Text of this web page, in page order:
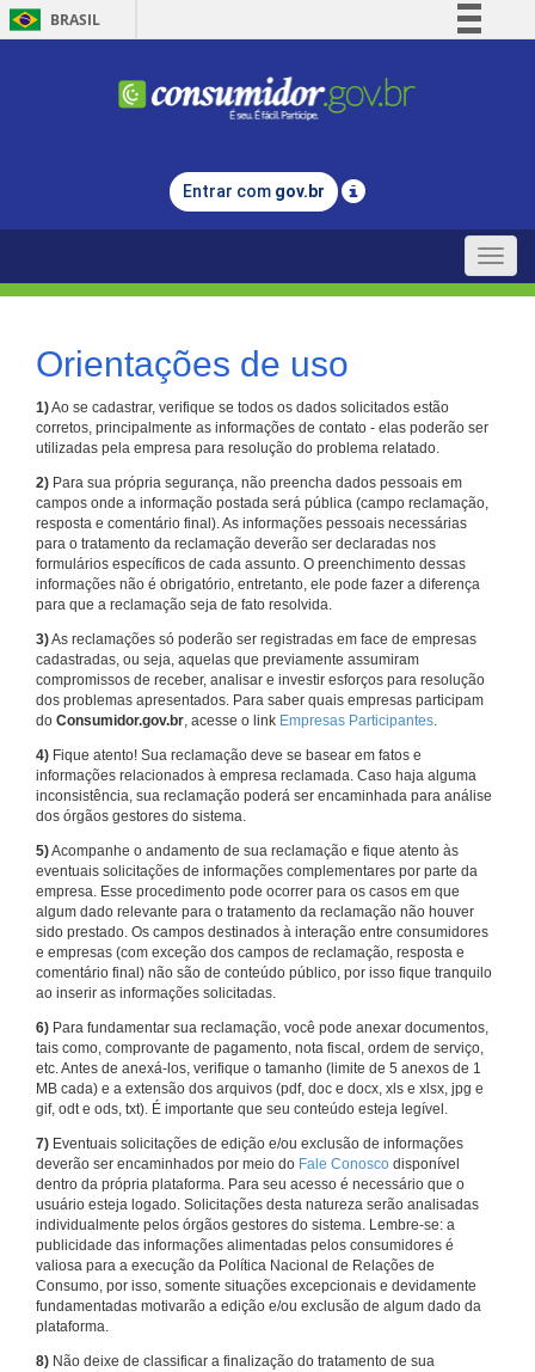
BRASIL
Comunica BR
Legislação
Entrar com gov.br
Toggle
Orientações de uso
1)Ao se cadastrar, verifique se todos os dados solicitados estão
corretos, principalmente as informações de contato - elas poderão ser
utilizadas pela empresa para resolução do problema relatado.
2) Para sua própria segurança, não preencha dados pessoais em
campos onde a informação postada será pública (campo reclamação,
resposta e comentário final). As informações pessoais necessárias
para o tratamento da reclamação deverão ser declaradas nos
formulários específicos de cada assunto. O preenchimento dessas
informações não é obrigatório, entretanto, ele pode fazer a diferença
para que a reclamação seja de fato resolvida.
3)As reclamações só poderão ser registradas em face de empresas
cadastradas, ou seja, aquelas que previamente assumiram
compromissos de receber, analisar e investir esforços para resolução
dos problemas apresentados. Para saber quais empresas participam
do Consumidor.gov.br, acesse o link Empresas Participantes.
4) Fique atento! Sua reclamação deve se basear em fatos e
informações relacionados à empresa reclamada. Caso haja alguma
inconsistência, sua reclamação poderá ser encaminhada para análise
dos órgãos gestores do sistema.
5)Acompanhe o andamento de sua reclamação e fique atento às
eventuais solicitações de informações complementares por parte da
empresa. Esse procedimento pode ocorrer para os casos em que
algum dado relevante para o tratamento da reclamação não houver
sido prestado. Os campos destinados à interação entre consumidores
e empresas (com exceção dos campos de reclamação, resposta e
comentário final) não são de conteúdo público, por isso fique tranquilo
ao inserir as informações solicitadas.
6) Para fundamentar sua reclamação, você pode anexar documentos,
tais como, comprovante de pagamento, nota fiscal, ordem de serviço,
etc. Antes de anexá-los, verifique o tamanho (limite de 5 anexos de 1
MB cada) e a extensão dos arquivos (pdf, doc e docx, xls e xlsx, jpg e
gif, odt e ods, txt). É importante que seu conteúdo esteja legível.
7) Eventuais solicitações de edição e/ou exclusão de informações
deverão ser encaminhados por meio do Fale Conosco disponível
dentro da própria plataforma. Para seu acesso é necessário que o
usuário esteja logado. Solicitações desta natureza serão analisadas
individualmente pelos órgãos gestores do sistema. Lembre-se: a
publicidade das informações alimentadas pelos consumidores é
valiosa para a execução da Política Nacional de Relações de
Consumo, por isso, somente situações excepcionais e devidamente
fundamentadas motivarão a edição e/ou exclusão de algum dado da
plataforma.
8) Não deixe de classificar a finalização do tratamento de sua